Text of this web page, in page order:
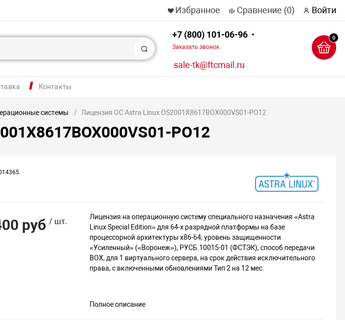
Избранное Сравнение (0) Войти
Поиск
+7 (800) 101-06-96
Заказать звонок
sale-tk@ftcmail.ru
0
Контакты
системы Лицензия ОС Astra Linux OS2001X8617BOX000VS01-PO12
PO12
руб / шт.
Лицензия на операционную систему специального назначения «Astra
Linux Special Edition» для 64-х разрядной платформы на базе
процессорной архитектуры х86-64, уровень защищенности
«Усиленный» («Воронеж»), РУСБ.10015-01 (ФСТЭК), способ передачи
BOX, для 1 виртуального сервера, на срок действия исключительного
права, с включенными обновлениями Тип 2 на 12 мес.
Полное описание